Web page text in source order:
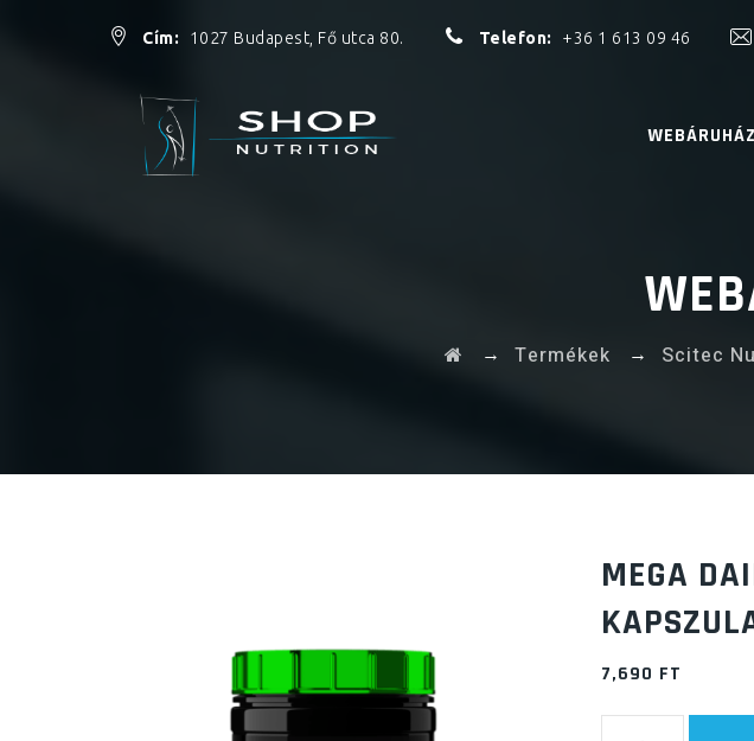
Cím: 1027 Budapest, Fő utca 80. Telefon: +36 1 613 09 46
WEBÁRUHÁZ
→ Termékek → Scitec
MEGA
7,690 FT